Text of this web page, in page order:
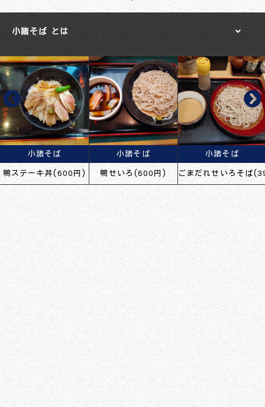
小諸そば とは
小諸そば
鴨ステーキ丼(600円)
小諸そば
鴨せいろ(600円)
小諸そば
ごまだれせいろそば